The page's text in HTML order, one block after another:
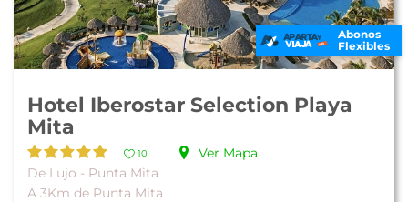
Abonos
Flexibles
Hotel Iberostar Selection Playa
Mita
10
Ver Mapa
De Lujo - Punta Mita
A 3Km de Punta Mita